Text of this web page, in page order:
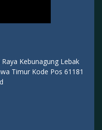
Kebunagung Lebak
Timur Kode Pos 61181